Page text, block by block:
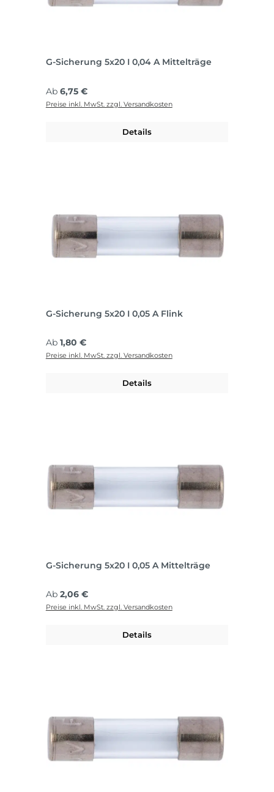
G-Sicherung 5x20 I 0,04 A Mittelträge
Regulärer Preis:
Ab 6,75 €
Preise inkl. MwSt. zzgl. Versandkosten
Details
G-Sicherung 5x20 I 0,05 A Flink
Regulärer Preis:
Ab 1,80 €
Preise inkl. MwSt. zzgl. Versandkosten
Details
G-Sicherung 5x20 I 0,05 A Mittelträge
Regulärer Preis:
Ab 2,06 €
Preise inkl. MwSt. zzgl. Versandkosten
Details